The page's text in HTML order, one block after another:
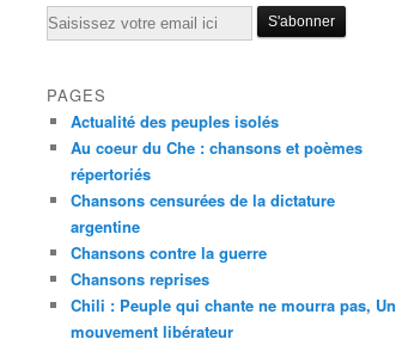
Email
PAGES
Actualité des peuples isolés
Au coeur du Che : chansons et poèmes
répertoriés
Chansons censurées de la dictature
argentine
Chansons contre la guerre
Chansons reprises
Chili : Peuple qui chante ne mourra pas, Un
mouvement libérateur